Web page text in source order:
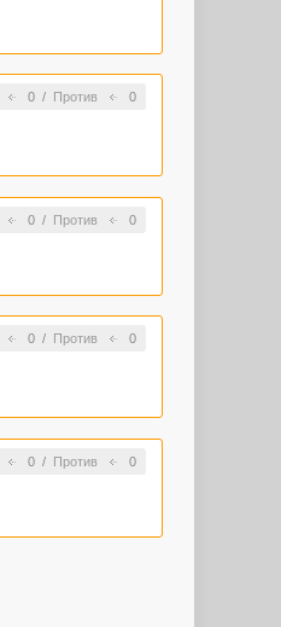
0/ Против 0
0/ Против 0
0/ Против 0
0/ Против 0